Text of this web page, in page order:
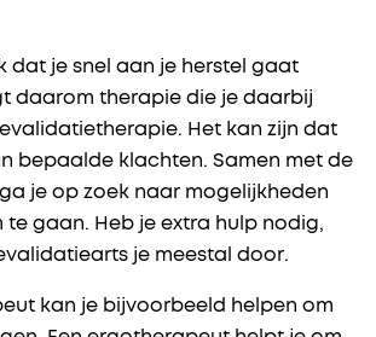
dat je snel aan je herstel gaat
daarom therapie die je daarbij
Het kan zijn dat
bepaalde klachten. Samen met de
je op zoek naar mogelijkheden
te gaan. Heb je extra hulp nodig,
je meestal door.
kan je bijvoorbeeld helpen om